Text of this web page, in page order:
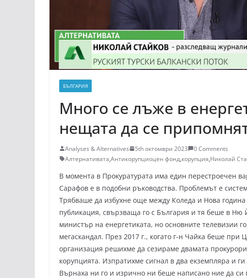
БЪЛГАРИЯ
Много се лъже в
нещата да се
Analyses & Alternatives 5th октомври 2023
0 Comments
Алтернативата,Антикорупциоцен фонд,корупция,Николай
В момента в Прокуратурата има един перестроечен
Сарафов е в подобни ръководства. Проблемът е
Трябваше да избухне още между Коледа и Нова година
публикация, свързваща го с България и тя беше в Ню
министър на енергетиката, но основните телевизии
мегаскандал. През 2017 г., когато г-н Чайка беше при
организация решихме да сезираме двамата
корупцията. Изпратихме сигнал в два екземпляра и
Върнаха ни го и изрично ни беше написано ние да